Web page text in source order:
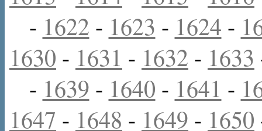
- 1622 - 1623 - 1624 -
1630 - 1631 - 1632 - 1633
- 1639 - 1640 - 1641 -
1647 - 1648 - 1649 - 1650